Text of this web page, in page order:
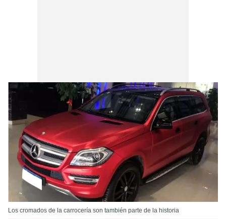
Los cromados de la carrocería son también parte de la historia